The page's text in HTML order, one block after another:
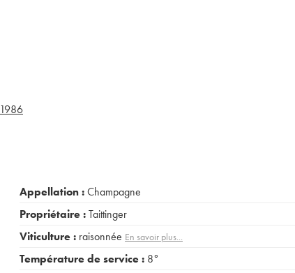
1986
Appellation :Champagne
Propriétaire :Taittinger
Viticulture : raisonnée En savoir plus...
Température de service : 8°